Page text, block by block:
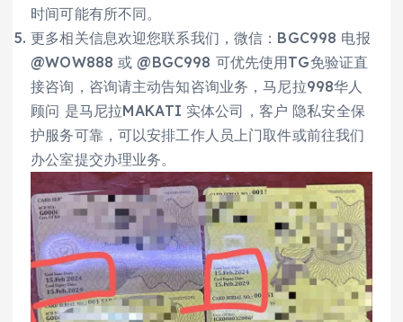
时间可能有所不同。
更多相关信息欢迎您联系我们，微信：BGC998 电报
@WOW888 或 @BGC998 可优先使用TG免验证直
接咨询，咨询请主动告知咨询业务，马尼拉998华人
顾问 是马尼拉MAKATI 实体公司，客户 隐私安全保
护服务可靠，可以安排工作人员上门取件或前往我们
办公室提交办理业务。